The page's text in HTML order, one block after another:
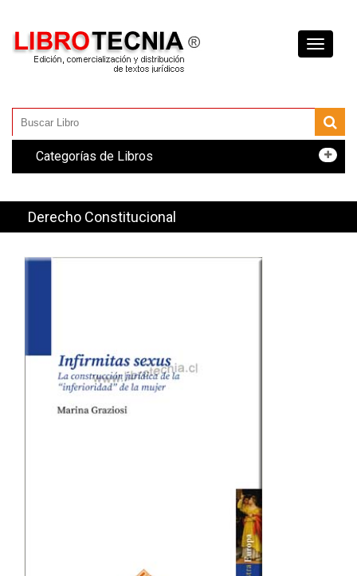
Toggle
Categorías de Libros
Derecho Constitucional